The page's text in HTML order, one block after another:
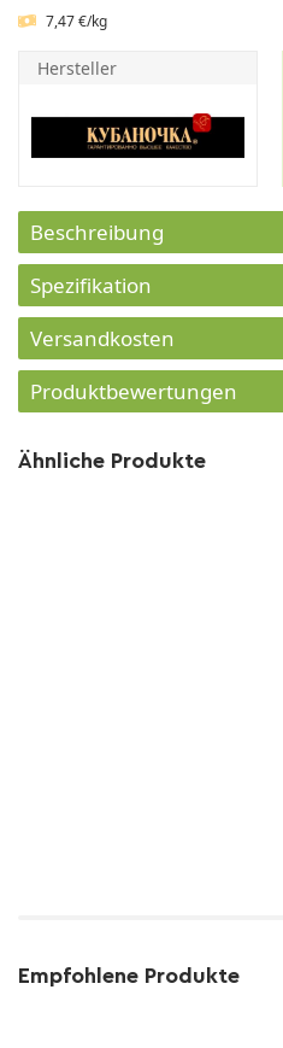
7,47 €/kg
Hersteller
Beschreibung
Spezifikation
Versandkosten
Produktbewertungen
Ähnliche Produkte
Empfohlene Produkte